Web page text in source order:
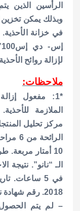
الرأسين الذين
وبذلك يمكن
في خزانة الأحذية.
لإزالة روائح
ملاحظات:
*1: مفعول
الملازمة
مركز تحليل
10 أمتار مربعة.
2018. رقم شهادة نتيجة الاختبار: 1V332-180604-K01.
– لم يتم